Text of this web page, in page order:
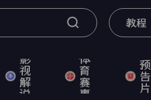
教程
影
视
解
说
体
育
赛
事
预
告
片